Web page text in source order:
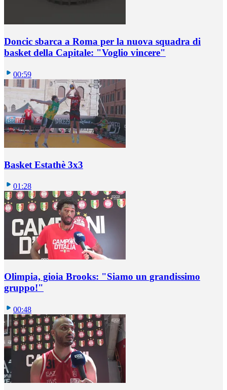
Doncic sbarca a Roma per la nuova squadra di
basket della Capitale: "Voglio vincere"
00:59
Basket Estathè 3x3
01:28
Olimpia, gioia Brooks: "Siamo un grandissimo
gruppo!"
00:48